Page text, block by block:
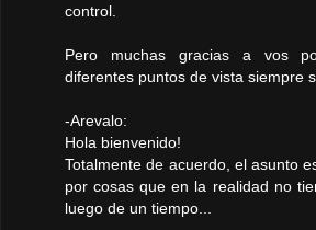
control.
Pero muchas gracias a vos
diferentes puntos de vista siempre
-Arevalo:
Hola bienvenido!
Totalmente de acuerdo, el asunto
por cosas que en la realidad no
luego de un tiempo...